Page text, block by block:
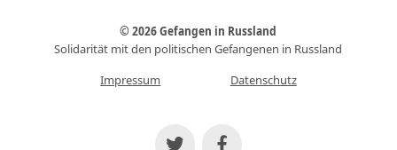
© 2026 Gefangen in Russland
Solidarität mit den politischen Gefangenen in Russland
Impressum
Datenschutz